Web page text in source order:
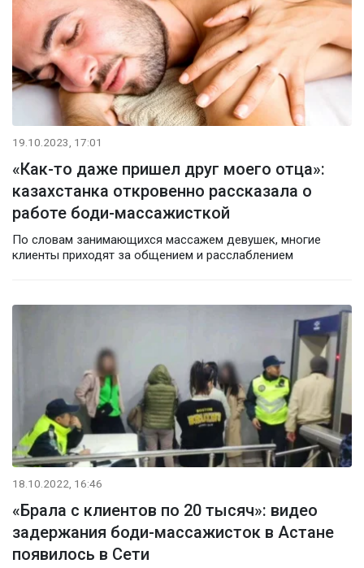
19.10.2023, 17:01
«Как-то даже пришел друг моего отца»:
казахстанка откровенно рассказала о
работе боди-массажисткой
По словам занимающихся массажем девушек, многие
клиенты приходят за общением и расслаблением
18.10.2022, 16:46
«Брала с клиентов по 20 тысяч»: видео
задержания боди-массажисток в Астане
появилось в Сети